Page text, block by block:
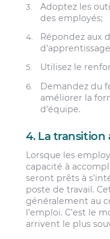
Adoptez les
des employés;
Répondez aux
Utilisez le
Demandez du
améliorer la
d’équipe.
4. La transition
Lorsque les
capacité à
seront prêts à
poste de travail.
généralement au
l’emploi. C’est le
arrivent le plus